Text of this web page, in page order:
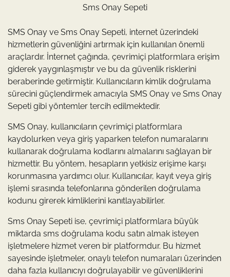
Sms Onay Sepeti
SMS Onay ve Sms Onay Sepeti, internet üzerindeki
hizmetlerin güvenliğini artırmak için kullanılan önemli
araçlardır. İnternet çağında, çevrimiçi platformlara erişim
giderek yaygınlaşmıştır ve bu da güvenlik risklerini
beraberinde getirmiştir. Kullanıcıların kimlik doğrulama
sürecini güçlendirmek amacıyla SMS Onay ve Sms Onay
Sepeti gibi yöntemler tercih edilmektedir.
SMS Onay, kullanıcıların çevrimiçi platformlara
kaydolurken veya giriş yaparken telefon numaralarını
kullanarak doğrulama kodlarını almalarını sağlayan bir
hizmettir. Bu yöntem, hesapların yetkisiz erişime karşı
korunmasına yardımcı olur. Kullanıcılar, kayıt veya giriş
işlemi sırasında telefonlarına gönderilen doğrulama
kodunu girerek kimliklerini kanıtlayabilirler.
Sms Onay Sepeti ise, çevrimiçi platformlara büyük
miktarda sms doğrulama kodu satın almak isteyen
işletmelere hizmet veren bir platformdur. Bu hizmet
sayesinde işletmeler, onaylı telefon numaraları üzerinden
daha fazla kullanıcıyı doğrulayabilir ve güvenliklerini